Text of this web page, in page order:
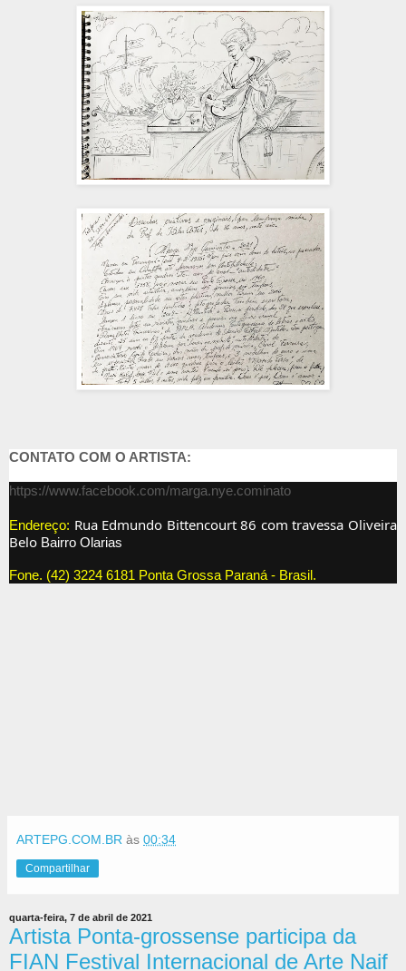
CONTATO COM O ARTISTA:
https://www.facebook.com/marga.nye.cominato
Endereço: Rua Edmundo Bittencourt 86 com travessa Oliveira
Belo Bairro Olarias
Fone. (42) 3224 6181 Ponta Grossa Paraná - Brasil.
ARTEPG.COM.BR às 00:34
Compartilhar
quarta-feira, 7 de abril de 2021
Artista Ponta-grossense participa da
FIAN Festival Internacional de Arte Naif